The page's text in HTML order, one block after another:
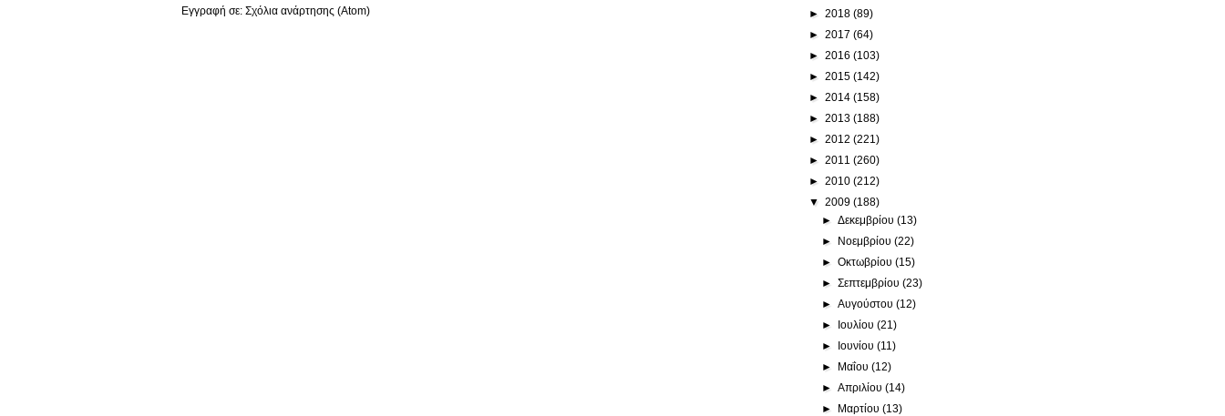
Εγγραφή σε: Σχόλια ανάρτησης (Atom)
► 2018 (89)
► 2017 (64)
► 2016 (103)
► 2015 (142)
► 2014 (158)
► 2013 (188)
► 2012 (221)
► 2011 (260)
► 2010 (212)
▼ 2009 (188)
►Δεκεμβρίου(13)
► Νοεμβρίου(22)
►Οκτωβρίου(15)
►Σεπτεμβρίου(23)
►Αυγούστου(12)
► Ιουλίου(21)
► Ιουνίου(11)
► Μαΐου(12)
►Απριλίου(14)
► Μαρτίου(13)